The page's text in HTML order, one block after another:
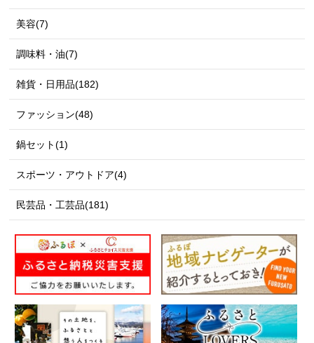
美容(7)
調味料・油(7)
雑貨・日用品(182)
ファッション(48)
鍋セット(1)
スポーツ・アウトドア(4)
民芸品・工芸品(181)